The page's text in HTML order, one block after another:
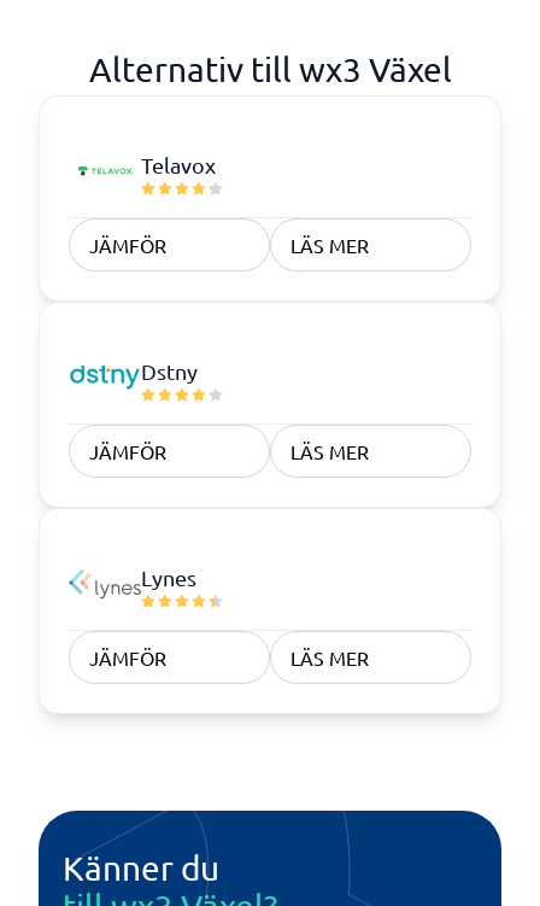
Alternativ till wx3 Växel
Telavox
JÄMFÖR LÄS MER
Dstny
JÄMFÖR LÄS MER
Lynes
JÄMFÖR LÄS MER
Känner du